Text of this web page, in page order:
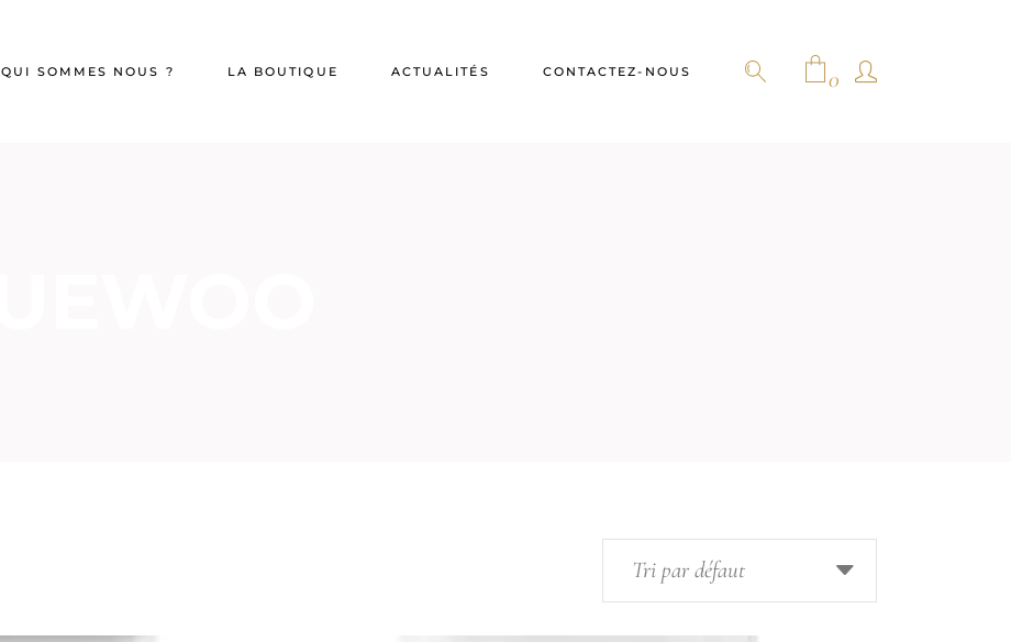
QUI SOMMES NOUS ? LA BOUTIQUE ACTUALITÉS CONTACTEZ-NOUS 0
Tri par défaut